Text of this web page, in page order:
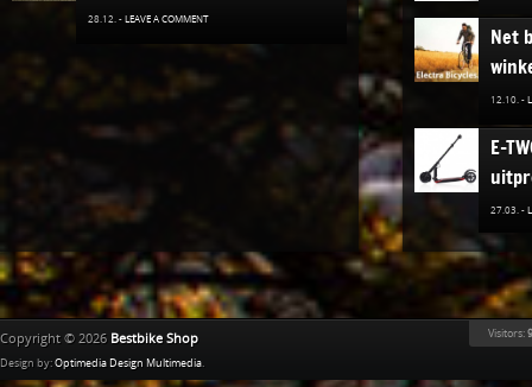
28.12. - LEAVE A COMMENT
Net
12.10. -
E-
27.03. -
02.12. -
Copyright © 2026 Bestbike Shop
Design by: Optimedia Design Multimedia.
Visitors: